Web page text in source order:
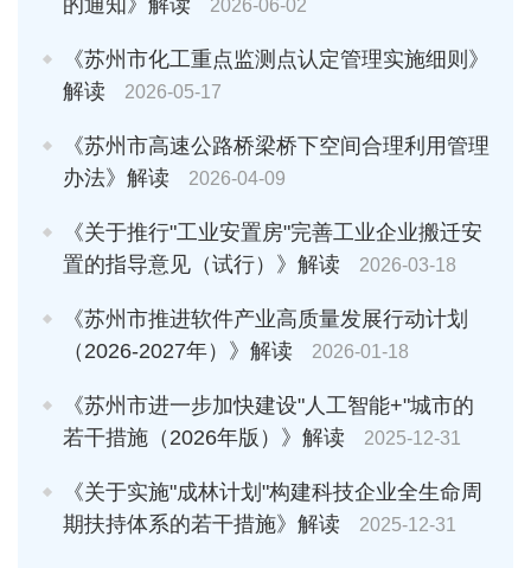
2026-06-02
《苏州市化工重点监测点认定管理实施细则》
解读
2026-05-17
《苏州市高速公路桥梁桥下空间合理利用管理
办法》解读
2026-04-09
《关于推行"工业安置房"完善工业企业搬迁安
置的指导意见（试行）》解读
2026-03-18
《苏州市推进软件产业高质量发展行动计划
（2026-2027年）》解读
2026-01-18
《苏州市进一步加快建设"人工智能+"城市的
若干措施（2026年版）》解读
2025-12-31
《关于实施"成林计划"构建科技企业全生命周
期扶持体系的若干措施》解读
2025-12-31